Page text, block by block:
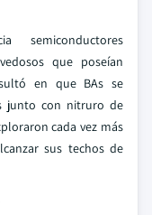
semiconductores
que poseían
en que BAs se
junto con nitruro de
cada vez más
sus techos de